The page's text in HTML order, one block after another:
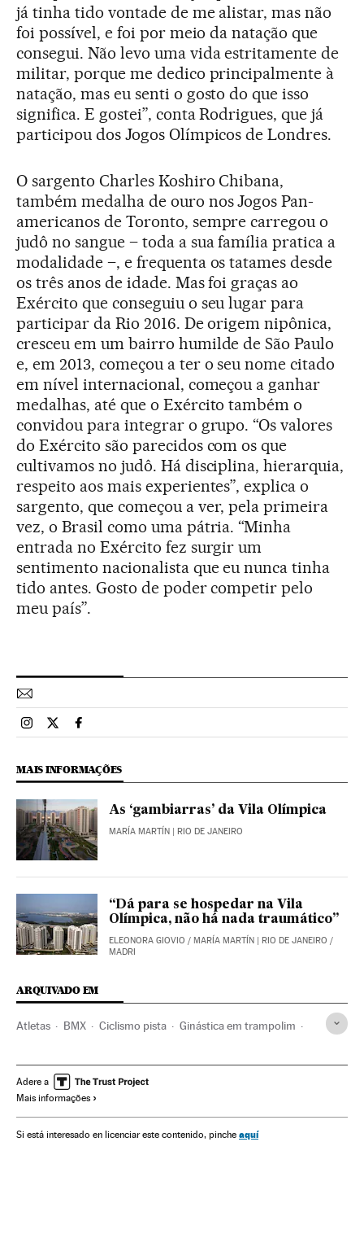
já tinha tido vontade de me alistar, mas não
foi possível, e foi por meio da natação que
consegui. Não levo uma vida estritamente de
militar, porque me dedico principalmente à
natação, mas eu senti o gosto do que isso
significa. E gostei”, conta Rodrigues, que já
participou dos Jogos Olímpicos de Londres.
O sargento Charles Koshiro Chibana,
também medalha de ouro nos Jogos Pan-
americanos de Toronto, sempre carregou o
judô no sangue – toda a sua família pratica a
modalidade –, e frequenta os tatames desde
os três anos de idade. Mas foi graças ao
Exército que conseguiu o seu lugar para
participar da Rio 2016. De origem nipônica,
cresceu em um bairro humilde de São Paulo
e, em 2013, começou a ter o seu nome citado
em nível internacional, começou a ganhar
medalhas, até que o Exército também o
convidou para integrar o grupo. “Os valores
do Exército são parecidos com os que
cultivamos no judô. Há disciplina, hierarquia,
respeito aos mais experientes”, explica o
sargento, que começou a ver, pela primeira
vez, o Brasil como uma pátria. “Minha
entrada no Exército fez surgir um
sentimento nacionalista que eu nunca tinha
tido antes. Gosto de poder competir pelo
meu país”.
Esportes El País Brasil en Instagram
Esportes El País Brasil en Twitter
Esportes El País Brasil en Facebook
MAIS INFORMAÇÕES
As ‘gambiarras’ da Vila Olímpica
MARÍA MARTÍN | RIO DE JANEIRO
“Dá para se hospedar na Vila
Olímpica, não há nada traumático”
ELEONORA GIOVIO / MARÍA MARTÍN | RIO DE JANEIRO /
MADRI
ARQUIVADO EM
Atletas BMX Ciclismo pista Ginástica em trampolim
Taekwondo Tiro esportivo olímpico
Estado Rio de Janeiro
Tiro desportivo Jogos Olímpicos Ciclismo Hipismo
Adere a
Mais informações
Si está interesado en licenciar este contenido, pinche aquí